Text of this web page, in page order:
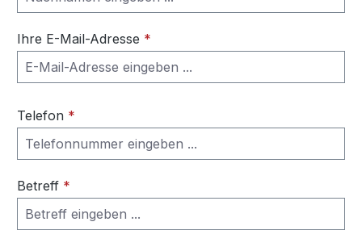
Ihre E-Mail-Adresse *
Telefon *
Betreff *